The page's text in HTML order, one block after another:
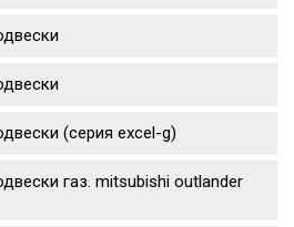
(серия excel-g)
газ. mitsubishi outlander